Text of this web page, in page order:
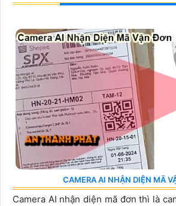
CAMERA AI NHẬN DIỆN MÃ
Camera AI nhận diện mã đơn thì là